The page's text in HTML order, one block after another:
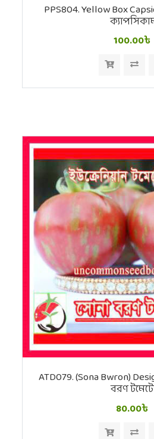
PPS804. Yellow Box
100.00৳
ATD079. (Sona Bwron)
বরণ
80.00৳